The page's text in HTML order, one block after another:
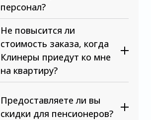
персонал?
Не повысится ли
стоимость заказа, когда
Клинеры приедут ко мне
на квартиру?
Предоставляете ли вы
скидки для пенсионеров?